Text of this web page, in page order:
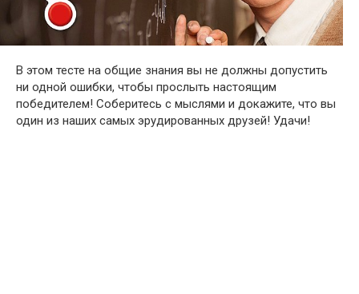
В этом тесте на общие знания вы не должны допустить
ни одной ошибки, чтобы прослыть настоящим
победителем! Соберитесь с мыслями и докажите, что вы
один из наших самых эрудированных друзей! Удачи!